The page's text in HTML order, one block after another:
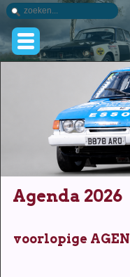
Agenda 2026
voorlopige